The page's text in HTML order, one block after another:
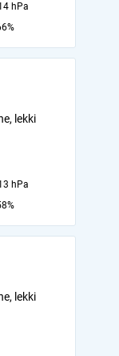
hPa
lekki
hPa
lekki